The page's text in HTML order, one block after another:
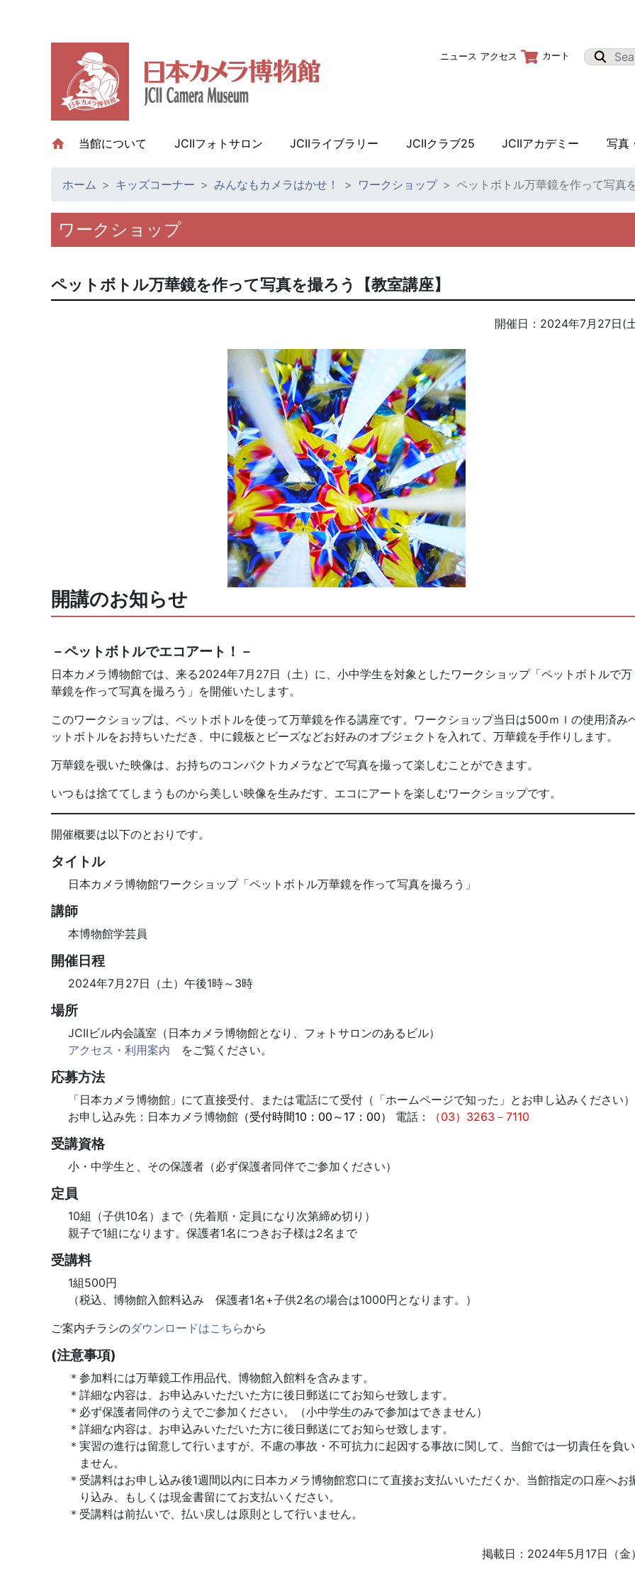
当館について (current)JCIIフォトサロン JCIIライブラリー JCIIクラブ25 JCIIアカデミー 写真
ニュース アクセス カート
ホーム キッズコーナー みんなもカメラはかせ！ ワークショップ ペットボトル万華鏡を作って写真
ワークショップ
ペットボトル万華鏡を作って写真を撮ろう【教室講座】
開催日： 2024年7月27日(
開講のお知らせ
－ペットボトルでエコアート！－
日本カメラ博物館では、来る2024年7月27日（土）に、小中学生を対象としたワークショップ「ペットボトルで万
華鏡を作って写真を撮ろう」を開催いたします。
このワークショップは、ペットボトルを使って万華鏡を作る講座です。ワークショップ当日は500ｍｌの使用済み
ットボトルをお持ちいただき、中に鏡板とビーズなどお好みのオブジェクトを入れて、万華鏡を手作りします。
万華鏡を覗いた映像は、お持ちのコンパクトカメラなどで写真を撮って楽しむことができます。
いつもは捨ててしまうものから美しい映像を生みだす、エコにアートを楽しむワークショップです。
開催概要は以下のとおりです。
タイトル
日本カメラ博物館ワークショップ「ペットボトル万華鏡を作って写真を撮ろう」
講師
本博物館学芸員
開催日程
2024年7月27日（土）午後1時～3時
場所
JCIIビル内会議室（日本カメラ博物館となり、フォトサロンのあるビル）
アクセス・利用案内 をご覧ください。
応募方法
「日本カメラ博物館」にて直接受付、または電話にて受付（「ホームページで知った」とお申し込みください）
お申し込み先：日本カメラ博物館 （受付時間10：00～17：00） 電話： （03）3263－7110
受講資格
小・中学生と、その保護者（必ず保護者同伴でご参加ください）
定員
10組（子供10名）まで（先着順・定員になり次第締め切り）
親子で1組になります。保護者1名につきお子様は2名まで
受講料
1組500円
（税込、博物館入館料込み 保護者1名+子供2名の場合は1000円となります。）
ご案内チラシのダウンロードはこちらから
(注意事項)
参加料には万華鏡工作用品代、博物館入館料を含みます。
詳細な内容は、お申込みいただいた方に後日郵送にてお知らせ致します。
必ず保護者同伴のうえでご参加ください。（小中学生のみで参加はできません）
詳細な内容は、お申込みいただいた方に後日郵送にてお知らせ致します。
実習の進行は留意して行いますが、不慮の事故・不可抗力に起因する事故に関して、当館では一切責任を負い
ません。
受講料はお申し込み後1週間以内に日本カメラ博物館窓口にて直接お支払いいただくか、当館指定の口座へお
り込み、もしくは現金書留にてお支払いください。
受講料は前払いで、払い戻しは原則として行いません。
掲載日：2024年5月17日（金